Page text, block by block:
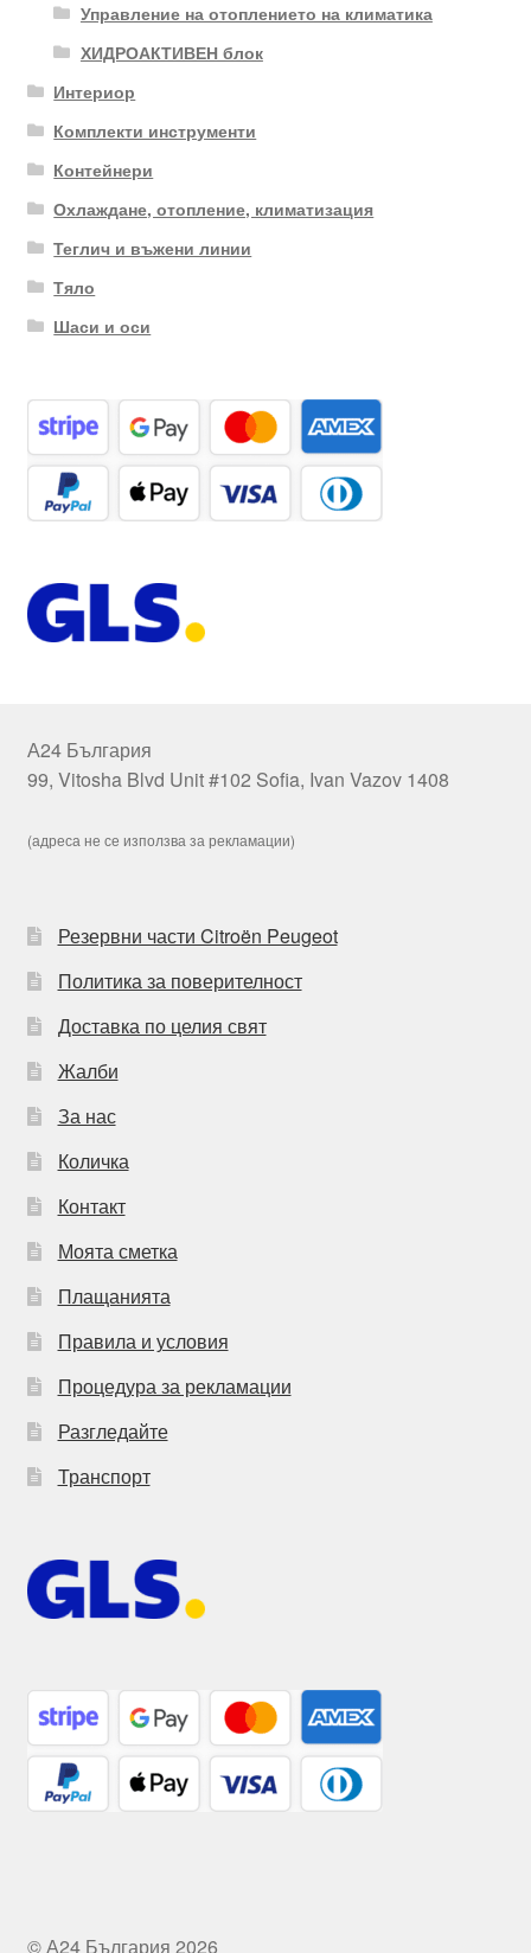
Управление на отоплението на климатика
ХИДРОАКТИВЕН блок
Интериор
Комплекти инструменти
Контейнери
Охлаждане, отопление, климатизация
Теглич и въжени линии
Тяло
Шаси и оси
А24 България
99, Vitosha Blvd Unit #102 Sofia, Ivan Vazov 1408
(адреса не се използва за рекламации)
Резервни части Citroën Peugeot
Политика за поверителност
Доставка по целия свят
Жалби
За нас
Количка
Контакт
Моята сметка
Плащанията
Правила и условия
Процедура за рекламации
Разгледайте
Транспорт
© А24 България 2026